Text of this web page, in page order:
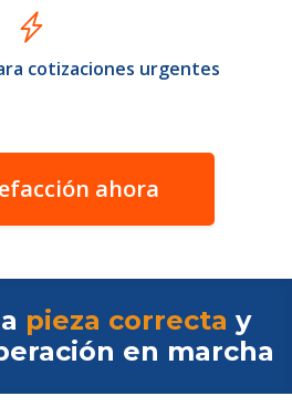
cotizaciones urgentes
ahora
pieza correcta y
en marcha